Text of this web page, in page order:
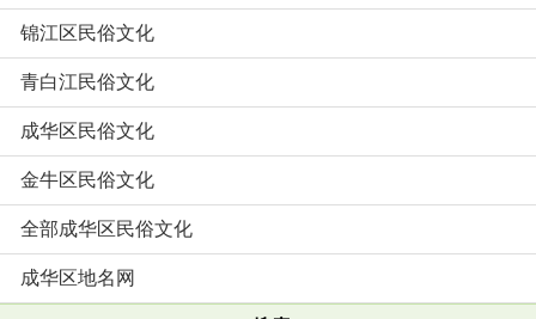
锦江区民俗文化
青白江民俗文化
成华区民俗文化
金牛区民俗文化
全部成华区民俗文化
成华区地名网